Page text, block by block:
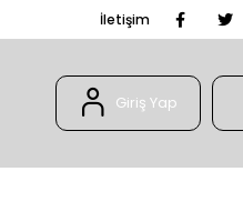
İletişim
Giriş Yap